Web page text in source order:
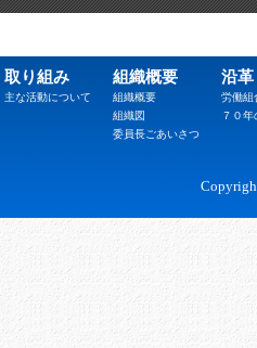
取り組み
主な活動について
組織概要
組織概要
組織図
委員長ごあいさつ
沿革
労働組
７０